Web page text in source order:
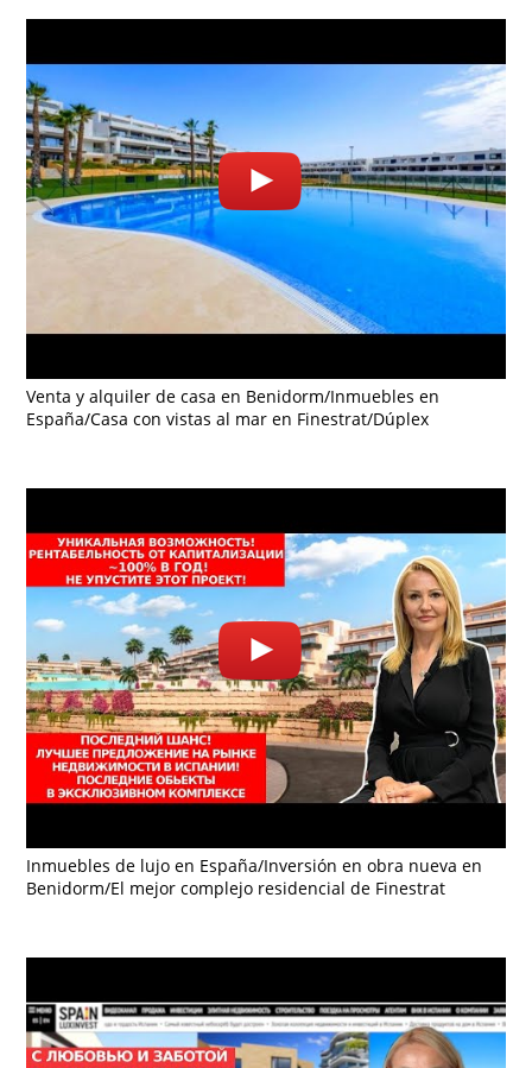
Venta y alquiler de casa en Benidorm/Inmuebles en
España/Casa con vistas al mar en Finestrat/Dúplex
Inmuebles de lujo en España/Inversión en obra nueva en
Benidorm/El mejor complejo residencial de Finestrat